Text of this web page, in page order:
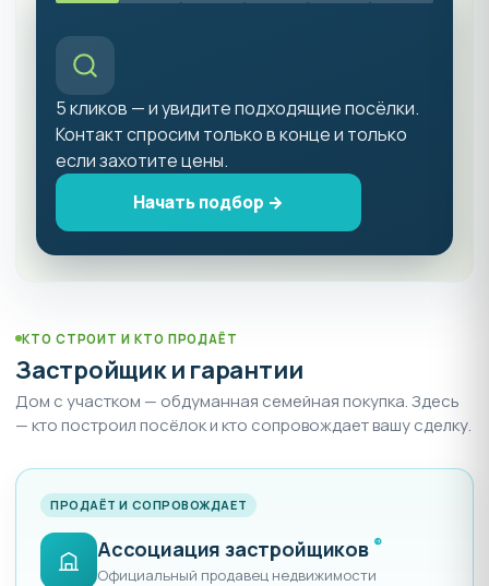
5 кликов — и увидите подходящие посёлки.
Контакт спросим только в конце и только
если захотите цены.
Начать подбор →
КТО СТРОИТ И КТО ПРОДАЁТ
Застройщик и гарантии
Дом с участком — обдуманная семейная покупка. Здесь
— кто построил посёлок и кто сопровождает вашу сделку.
ПРОДАЁТ И СОПРОВОЖДАЕТ
Ассоциация застройщиков ®
Официальный продавец недвижимости